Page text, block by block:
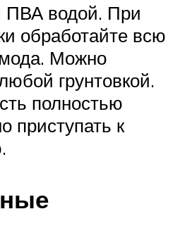
ПВА водой. При
обработайте всю
Можно
грунтовкой.
полностью
приступать к